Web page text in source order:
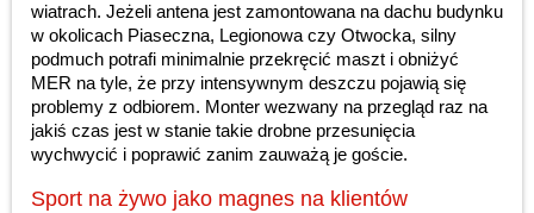
wiatrach. Jeżeli antena jest zamontowana na dachu budynku
w okolicach Piaseczna, Legionowa czy Otwocka, silny
podmuch potrafi minimalnie przekręcić maszt i obniżyć
MER na tyle, że przy intensywnym deszczu pojawią się
problemy z odbiorem. Monter wezwany na przegląd raz na
jakiś czas jest w stanie takie drobne przesunięcia
wychwycić i poprawić zanim zauważą je goście.
Sport na żywo jako magnes na klientów